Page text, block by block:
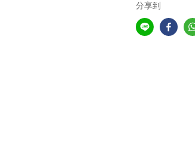
分享到